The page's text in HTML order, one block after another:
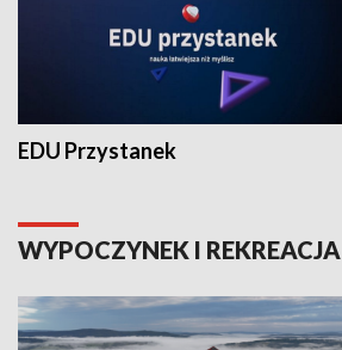
EDU Przystanek
WYPOCZYNEK I REKREACJA